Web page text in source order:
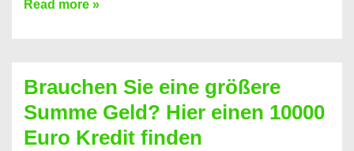
Günstiges
Geht
das
überhaupt?
Read more »
Brauchen Sie eine größere
Summe Geld? Hier einen 10000
Euro Kredit finden